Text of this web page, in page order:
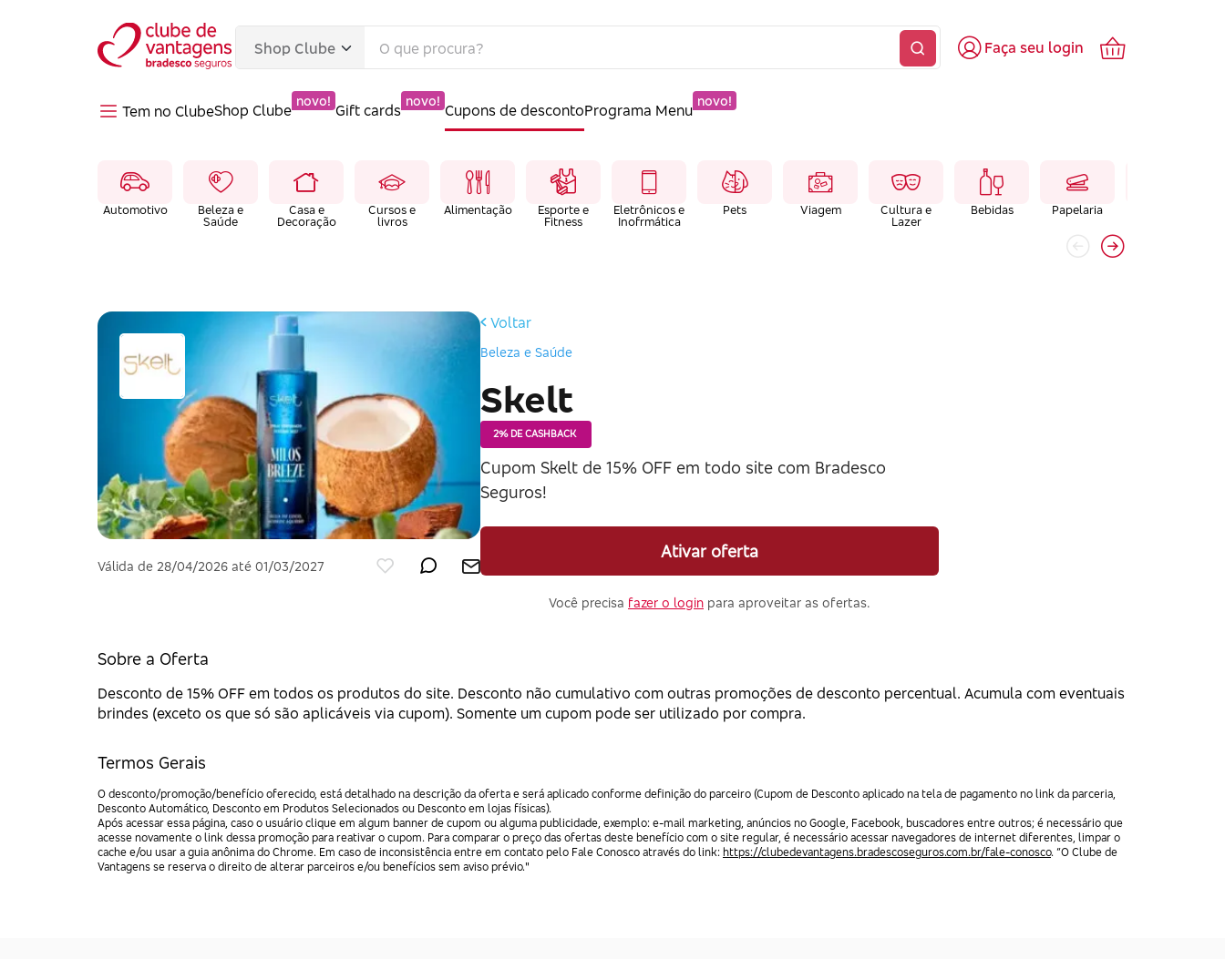
Faça seu login
Tem no ClubeShop Clube
novo!
Gift cards
novo!
Cupons de descontoPrograma Menu
novo!
Automotivo
Beleza e
Saúde
Casa e
Decoração
Cursos e
livros
Alimentação
Esporte e
Fitness
Eletrônicos e
Inofrmática
Pets Viagem
Cultura e
Lazer
Bebidas Papelaria
Válida de 28/04/2026 até 01/03/2027
Voltar
Beleza e Saúde
Skelt
2% DE CASHBACK
Cupom Skelt de 15% OFF em todo site com Bradesco
Seguros!
Ativar oferta
Você precisa fazer o login para aproveitar as ofertas.
Sobre a Oferta
Desconto de 15% OFF em todos os produtos do site. Desconto não cumulativo com outras promoções de desconto percentual. Acumula com eventuais
brindes (exceto os que só são aplicáveis via cupom). Somente um cupom pode ser utilizado por compra.
Termos Gerais
O desconto/promoção/benefício oferecido, está detalhado na descrição da oferta e será aplicado conforme definição do parceiro (Cupom de Desconto aplicado na tela de pagamento no link da parceria,
Desconto Automático, Desconto em Produtos Selecionados ou Desconto em lojas físicas).
Após acessar essa página, caso o usuário clique em algum banner de cupom ou alguma publicidade, exemplo: e-mail marketing, anúncios no Google, Facebook, buscadores entre outros; é necessário que
acesse novamente o link dessa promoção para reativar o cupom. Para comparar o preço das ofertas deste benefício com o site regular, é necessário acessar navegadores de internet diferentes, limpar o
cache e/ou usar a guia anônima do Chrome. Em caso de inconsistência entre em contato pelo Fale Conosco através do link: https://clubedevantagens.bradescoseguros.com.br/fale-conosco. “O Clube de
Vantagens se reserva o direito de alterar parceiros e/ou benefícios sem aviso prévio."